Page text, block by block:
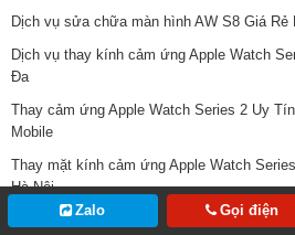
Dịch vụ sửa chữa màn hình AW S8 Giá Rẻ
Dịch vụ thay kính cảm ứng Apple Watch
Đa
Thay cảm ứng Apple Watch Series 2 Uy
Mobile
Thay mặt kính cảm ứng Apple Watch
Hà Nội
Giá thay thế kính cảm ứng Apple Watch
Zalo Gọi điện